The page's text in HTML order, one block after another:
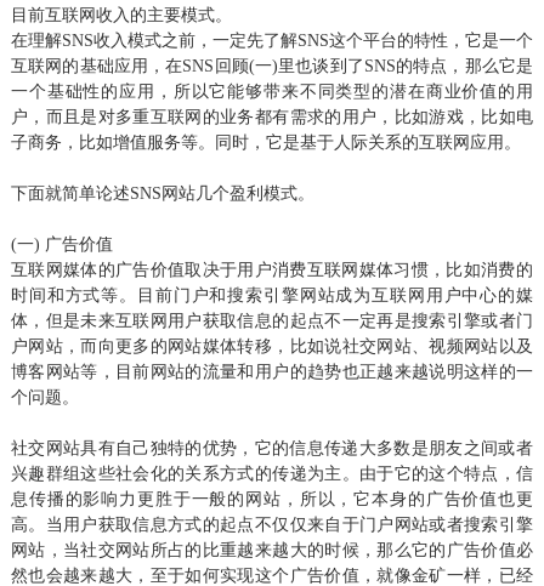
目前互联网收入的主要模式。
在理解SNS收入模式之前，一定先了解SNS这个平台的特性，它是一个
互联网的基础应用，在SNS回顾(一)里也谈到了SNS的特点，那么它是
一个基础性的应用，所以它能够带来不同类型的潜在商业价值的用
户，而且是对多重互联网的业务都有需求的用户，比如游戏，比如电
子商务，比如增值服务等。同时，它是基于人际关系的互联网应用。
下面就简单论述SNS网站几个盈利模式。
(一) 广告价值
互联网媒体的广告价值取决于用户消费互联网媒体习惯，比如消费的
时间和方式等。目前门户和搜索引擎网站成为互联网用户中心的媒
体，但是未来互联网用户获取信息的起点不一定再是搜索引擎或者门
户网站，而向更多的网站媒体转移，比如说社交网站、视频网站以及
博客网站等，目前网站的流量和用户的趋势也正越来越说明这样的一
个问题。
社交网站具有自己独特的优势，它的信息传递大多数是朋友之间或者
兴趣群组这些社会化的关系方式的传递为主。由于它的这个特点，信
息传播的影响力更胜于一般的网站，所以，它本身的广告价值也更
高。当用户获取信息方式的起点不仅仅来自于门户网站或者搜索引擎
网站，当社交网站所占的比重越来越大的时候，那么它的广告价值必
然也会越来越大，至于如何实现这个广告价值，就像金矿一样，已经